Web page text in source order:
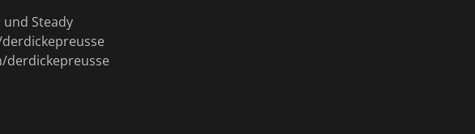
Steady
derdickepreusse